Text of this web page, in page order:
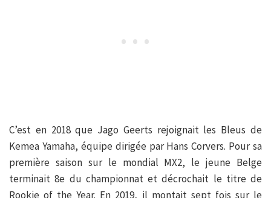
C’est en 2018 que Jago Geerts rejoignait les Bleus de
Kemea Yamaha, équipe dirigée par Hans Corvers. Pour sa
première saison sur le mondial MX2, le jeune Belge
terminait 8e du championnat et décrochait le titre de
Rookie of the Year. En 2019, il montait sept fois sur le